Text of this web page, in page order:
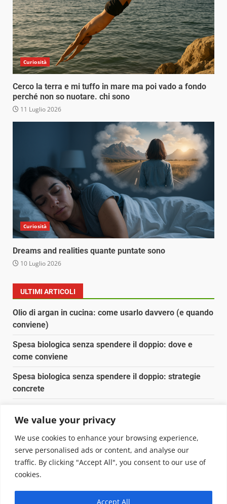
We value your privacy
We use cookies to enhance your browsing experience,
serve personalised ads or content, and analyse our
traffic. By clicking "Accept All", you consent to our use of
cookies.
Accept All
Curiosità
Cerco la terra e mi tuffo in mare ma poi vado a fondo
perché non so nuotare. chi sono
11 Luglio 2026
Curiosità
Dreams and realities quante puntate sono
10 Luglio 2026
ULTIMI ARTICOLI
Olio di argan in cucina: come usarlo davvero (e quando
conviene)
Spesa biologica senza spendere il doppio: dove e
come conviene
Spesa biologica senza spendere il doppio: strategie
concrete
Pulizia naturale della casa: 3 ingredienti che
sostituiscono 10 prodotti chimici
Copyright © 2025 Biopianeta.it proprietà di Jws Media
Questo blog non è una testata giornalistica, in quanto